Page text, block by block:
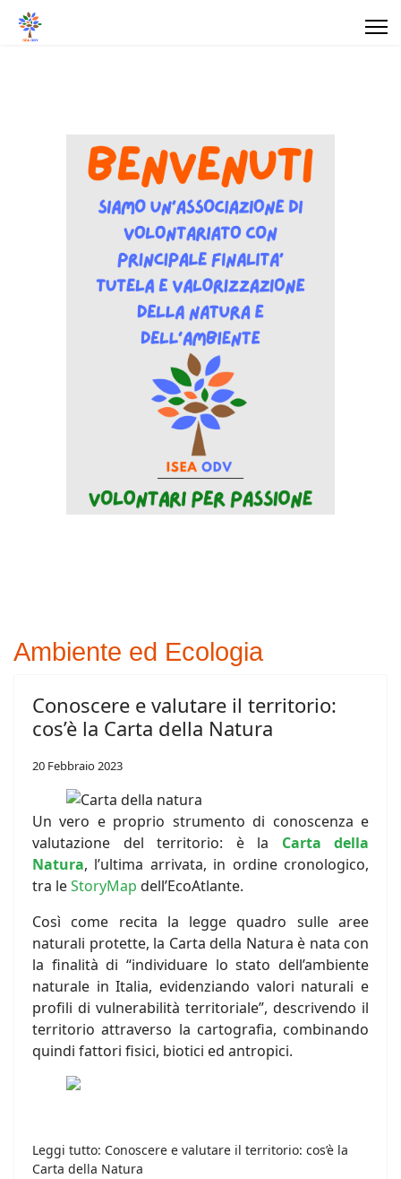
Ambiente ed Ecologia
Conoscere e valutare il territorio:
cos’è la Carta della Natura
20 Febbraio 2023
Un vero e proprio strumento di conoscenza e
valutazione del territorio: è la Carta della
Natura, l’ultima arrivata, in ordine cronologico,
tra leStoryMap dell’EcoAtlante.
Così come recita la legge quadro sulle aree
naturali protette, la Carta della Natura è nata con
la finalità di “individuare lo stato dell’ambiente
naturale in Italia, evidenziando valori naturali e
profili di vulnerabilità territoriale”, descrivendo il
territorio attraverso la cartografia, combinando
quindi fattori fisici, biotici ed antropici.
Leggi tutto: Conoscere e valutare il territorio: cos’è la
Carta della Natura